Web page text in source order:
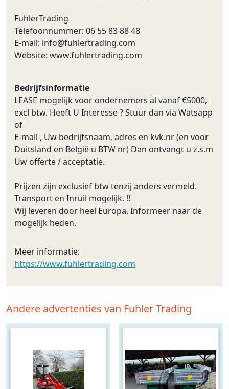
FuhlerTrading
Telefoonnummer: 06 55 83 88 48
E-mail: info@fuhlertrading.com
Website: www.fuhlertrading.com
Bedrijfsinformatie
LEASE mogelijk voor ondernemers al vanaf €5000,-
excl btw. Heeft U Interesse ? Stuur dan via Watsapp
of
E-mail , Uw bedrijfsnaam, adres en kvk.nr (en voor
Duitsland en België u BTW nr) Dan ontvangt u z.s.m
Uw offerte / acceptatie.
Prijzen zijn exclusief btw tenzij anders vermeld.
Transport en Inruil mogelijk. !!
Wij leveren door heel Europa, Informeer naar de
mogelijk heden.
Meer informatie:
https://www.fuhlertrading.com
Andere advertenties van Fuhler Trading